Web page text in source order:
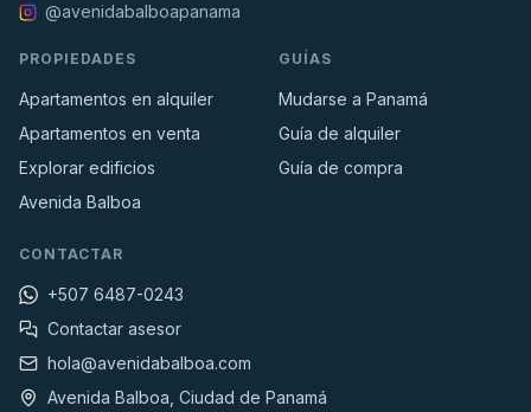
@avenidabalboapanama
PROPIEDADES
Apartamentos en alquiler
Apartamentos en venta
Explorar edificios
Avenida Balboa
GUÍAS
Mudarse a Panamá
Guía de alquiler
Guía de compra
CONTACTAR
+507 6487-0243
Contactar asesor
hola@avenidabalboa.com
Avenida Balboa, Ciudad de Panamá